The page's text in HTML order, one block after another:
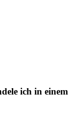
ich in einem